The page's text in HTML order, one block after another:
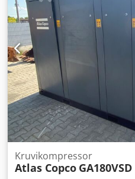
Kruvikompressor
Atlas Copco GA180VSD